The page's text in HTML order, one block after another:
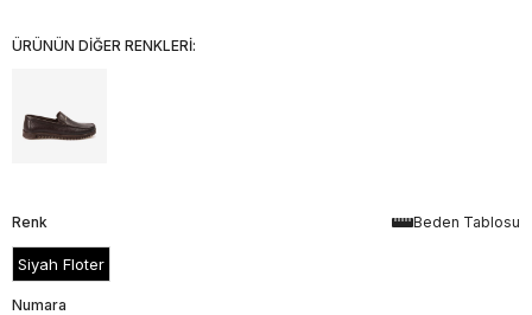
ÜRÜNÜN DİĞER RENKLERİ:
Beden Tablosu
Renk
Siyah Floter
Numara